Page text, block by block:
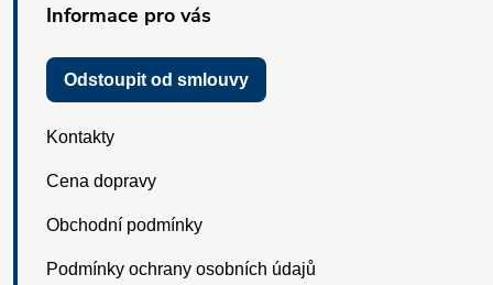
Informace pro vás
Odstoupit od smlouvy
Kontakty
Cena dopravy
Obchodní podmínky
Podmínky ochrany osobních údajů